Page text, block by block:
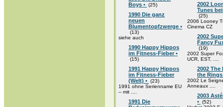
Boys • (25)
1990 Die ganz
neuen
Blumentopfzwerge •
(13)
siehe auch
1990 Happy Hippos
im Fitness-Fieber •
(15)
1991 Happy Hippos
im Fitness-Fieber
(Welt) • (23)
1991 ohne Serienname EU
-- mit ....
1991 Die
2002
Tunes
(25)
2006 Looney
Cinema CZ
2002
Fancy
(19)
2002 Super
UCR, EST, ....
2002 The
the
2002 Le
Anneaux ....
2003
• (52)